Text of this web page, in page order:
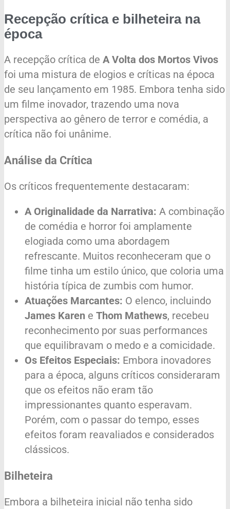
Recepção crítica e bilheteira na
época
A recepção crítica de A Volta dos Mortos Vivos
foi uma mistura de elogios e críticas na época
de seu lançamento em 1985. Embora tenha sido
um filme inovador, trazendo uma nova
perspectiva ao gênero de terror e comédia, a
crítica não foi unânime.
Análise da Crítica
Os críticos frequentemente destacaram:
A Originalidade da Narrativa: A combinação
de comédia e horror foi amplamente
elogiada como uma abordagem
refrescante. Muitos reconheceram que o
filme tinha um estilo único, que coloria uma
história típica de zumbis com humor.
Atuações Marcantes: O elenco, incluindo
James Karen e Thom Mathews, recebeu
reconhecimento por suas performances
que equilibravam o medo e a comicidade.
Os Efeitos Especiais: Embora inovadores
para a época, alguns críticos consideraram
que os efeitos não eram tão
impressionantes quanto esperavam.
Porém, com o passar do tempo, esses
efeitos foram reavaliados e considerados
clássicos.
Bilheteira
Embora a bilheteira inicial não tenha sido